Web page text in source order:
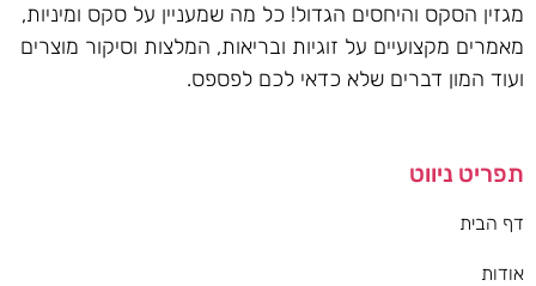
מגזין הסקס והיחסים הגדול! כל מה שמעניין על סקס ומיניות,
מאמרים מקצועיים על זוגיות ובריאות, המלצות וסיקור מוצרים
ועוד המון דברים שלא כדאי לכם לפספס.
תפריט ניווט
דף הבית
אודות